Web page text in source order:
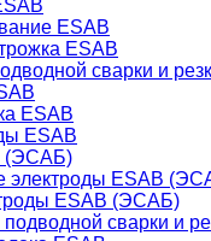
ESAB
ESAB
сварки и
ESAB
ESAB
(ЭСАБ)
электроды ESAB
ESAB (ЭСАБ)
сварки и